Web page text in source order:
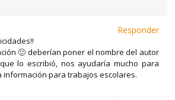
Responder
🙂 deberían poner el nombre del autor
lo escribió, nos ayudaría mucho para
información para trabajos escolares.